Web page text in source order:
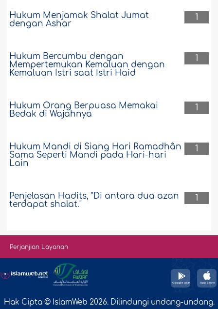
1
Hukum Menjamak Shalat Jumat
dengan Ashar
1
Hukum Bercumbu dengan
Mempertemukan Kemaluan dengan
Kemaluan Istri saat Istri Haid
1
Hukum Orang Berpuasa Memakai
Bedak di Wajahnya
1
Hukum Mandi di Siang Hari Ramadhân
Sama Seperti Mandi pada Hari-hari
Lain
1
Penjelasan Hadits, "Di antara dua azan
terdapat shalat."
Perjanjian Layanan
Hak Cipta © IslamWeb 2026. Dilindungi undang-undang.